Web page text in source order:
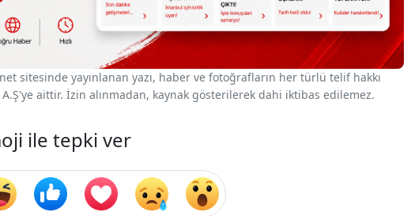
sitesinde yayınlanan yazı, haber ve fotoğrafların her türlü telif hakkı
A.Ş'ye aittir. İzin alınmadan, kaynak gösterilerek dahi iktibas edilemez.
ile tepki ver